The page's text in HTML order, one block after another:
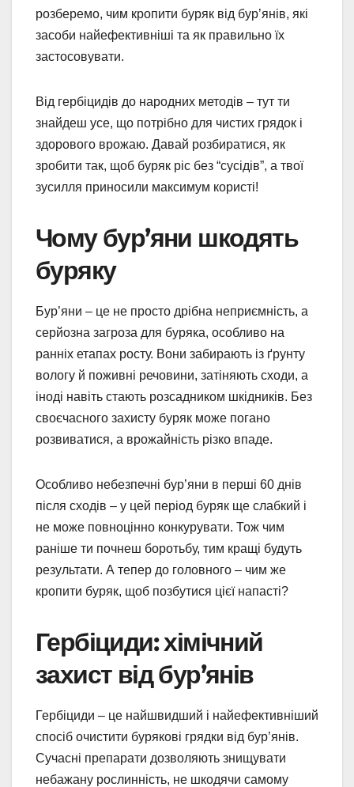
розберемо, чим кропити буряк від бур’янів, які
засоби найефективніші та як правильно їх
застосовувати.
Від гербіцидів до народних методів – тут ти
знайдеш усе, що потрібно для чистих грядок і
здорового врожаю. Давай розбиратися, як
зробити так, щоб буряк ріс без “сусідів”, а твої
зусилля приносили максимум користі!
Чому бур’яни шкодять
буряку
Бур’яни – це не просто дрібна неприємність, а
серйозна загроза для буряка, особливо на
ранніх етапах росту. Вони забирають із ґрунту
вологу й поживні речовини, затіняють сходи, а
іноді навіть стають розсадником шкідників. Без
своєчасного захисту буряк може погано
розвиватися, а врожайність різко впаде.
Особливо небезпечні бур’яни в перші 60 днів
після сходів – у цей період буряк ще слабкий і
не може повноцінно конкурувати. Тож чим
раніше ти почнеш боротьбу, тим кращі будуть
результати. А тепер до головного – чим же
кропити буряк, щоб позбутися цієї напасті?
Гербіциди: хімічний
захист від бур’янів
Гербіциди – це найшвидший і найефективніший
спосіб очистити бурякові грядки від бур’янів.
Сучасні препарати дозволяють знищувати
небажану рослинність, не шкодячи самому